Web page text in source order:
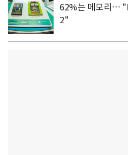
62%는 메모리…
2"